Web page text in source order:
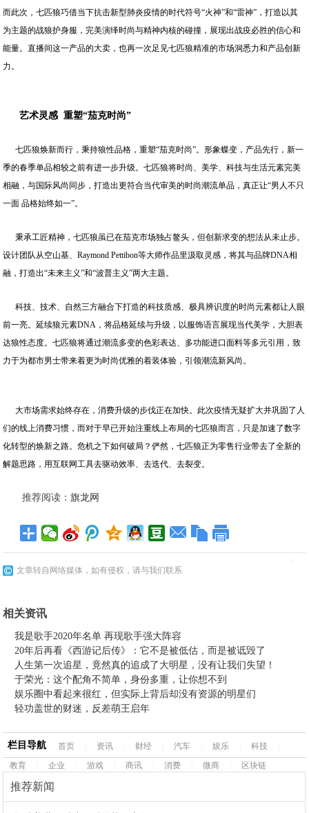
而此次，七匹狼巧借当下抗击新型肺炎疫情的时代符号“火神”和“雷神”，打造以其
为主题的战狼护身服，完美演绎时尚与精神内核的碰撞，展现出战疫必胜的信心和
能量。直播间这一产品的大卖，也再一次足见七匹狼精准的市场洞悉力和产品创新
力。
艺术灵感 重塑“茄克时尚”
七匹狼焕新而行，秉持狼性品格，重塑“茄克时尚”。形象蝶变，产品先行，新一
季的春季单品相较之前有进一步升级。七匹狼将时尚、美学、科技与生活元素完美
相融，与国际风尚同步，打造出更符合当代审美的时尚潮流单品，真正让“男人不只
一面 品格始终如一”。
秉承工匠精神，七匹狼虽已在茄克市场独占鳌头，但创新求变的想法从未止步。
设计团队从空山基、Raymond Pettibon等大师作品里汲取灵感，将其与品牌DNA相
融，打造出“未来主义”和“波普主义”两大主题。
科技、技术、自然三方融合下打造的科技质感、极具辨识度的时尚元素都让人眼
前一亮。延续狼元素DNA，将品格延续与升级，以服饰语言展现当代美学，大胆表
达狼性态度。七匹狼将通过潮流多变的色彩表达、多功能进口面料等多元引用，致
力于为都市男士带来着更为时尚优雅的着装体验，引领潮流新风尚。
大市场需求始终存在，消费升级的步伐正在加快。此次疫情无疑扩大并巩固了人
们的线上消费习惯，而对于早已开始注重线上布局的七匹狼而言，只是加速了数字
化转型的焕新之路。危机之下如何破局？俨然，七匹狼正为零售行业带去了全新的
解题思路，用互联网工具去驱动效率、去迭代、去裂变。
推荐阅读：旗龙网
文章转自网络媒体，如有侵权，请与我们联系
相关资讯
我是歌手2020年名单 再现歌手强大阵容
20年后再看《西游记后传》：它不是被低估，而是被诋毁了
人生第一次追星，竟然真的追成了大明星，没有让我们失望！
于荣光：这个配角不简单，身份多重，让你想不到
娱乐圈中看起来很红，但实际上背后却没有资源的明星们
轻功盖世的财迷，反差萌王启年
栏目导航 首页 资讯 财经 汽车 娱乐 科技
教育
企业 游戏 商讯 消费 微商 区块链
推荐新闻